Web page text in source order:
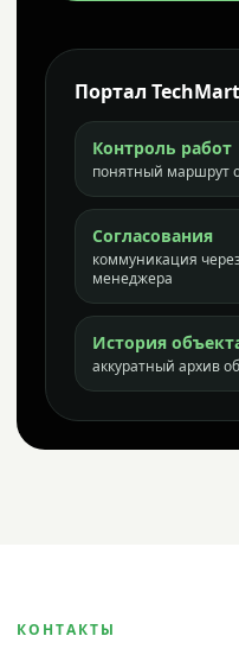
Портал TechMart
Контроль работ
понятный маршрут
Согласования
коммуникация
менеджера
История
аккуратный архив
КОНТАКТЫ